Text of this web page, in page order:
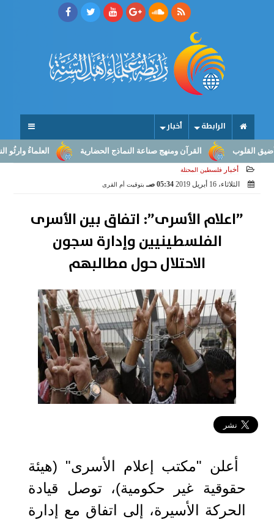
الرابطة أخبار
العلماءُ وارثُو النبوّة: القرآن ومنهج صناعة النماذج الحضارية
أخبار فلسطين المحتلة
الثلاثاء، 16 أبريل 2019 05:34 صـ بتوقيت أم القرى
”اعلام الأسرى”: اتفاق بين الأسرى
الفلسطينيين وإدارة سجون
الاحتلال حول مطالبهم
أعلن "مكتب إعلام الأسرى" (هيئة
حقوقية غير حكومية)، توصل قيادة
الحركة الأسيرة، إلى اتفاق مع إدارة